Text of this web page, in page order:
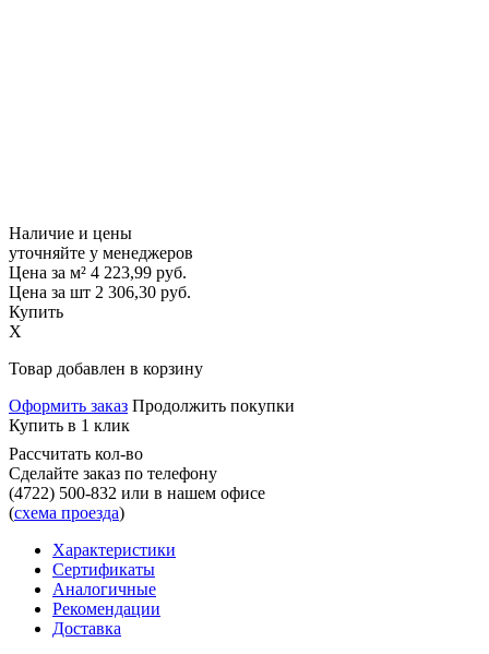
Наличие и цены
уточняйте у менеджеров
Цена за м² 4 223,99 руб.
Цена за шт 2 306,30 руб.
Купить
X
Товар добавлен в корзину
Оформить заказ Продолжить покупки
Купить в 1 клик
Рассчитать кол-во
Сделайте заказ по телефону
(4722) 500-832 или в нашем офисе
(схема проезда)
Характеристики
Сертификаты
Аналогичные
Рекомендации
Доставка